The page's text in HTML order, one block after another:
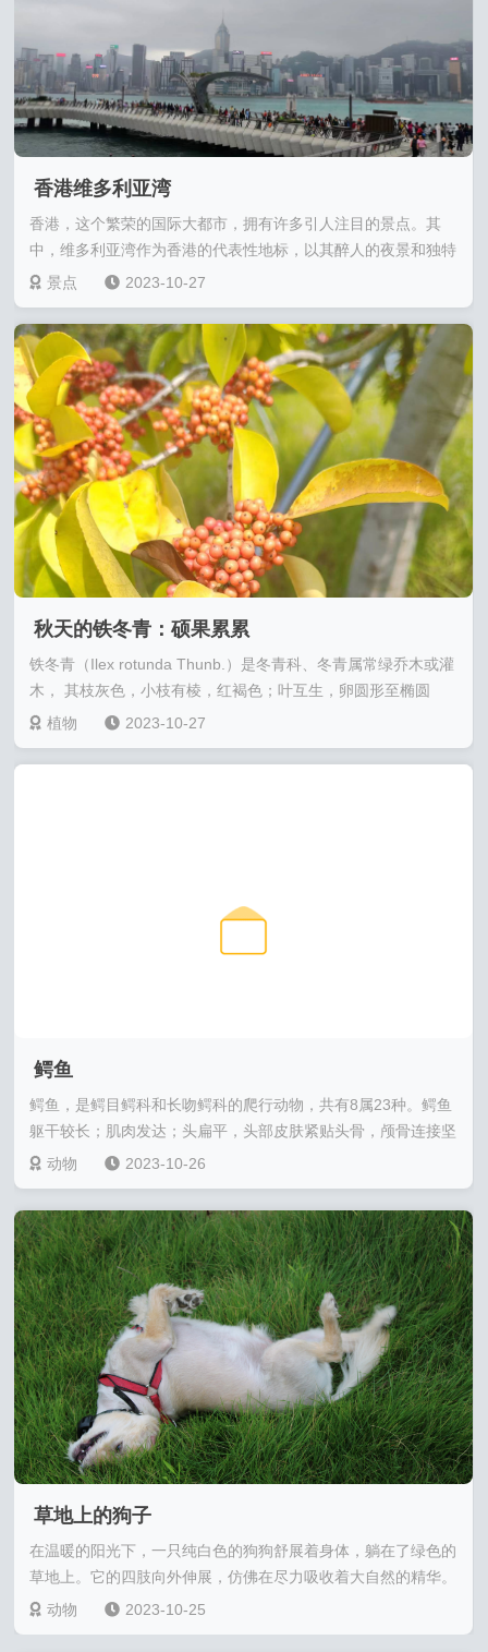
香港维多利亚湾
香港，这个繁荣的国际大都市，拥有许多引人注目的景点。其
中，维多利亚湾作为香港的代表性地标，以其醉人的夜景和独特
的魅力吸引着世界各地的游客。 维多利亚湾......
景点 2023-10-27
秋天的铁冬青：硕果累累
铁冬青（Ilex rotunda Thunb.）是冬青科、冬青属常绿乔木或灌
木， 其枝灰色，小枝有棱，红褐色；叶互生，卵圆形至椭圆
形，上面有光泽；花单......
植物 2023-10-27
鳄鱼
鳄鱼，是鳄目鳄科和长吻鳄科的爬行动物，共有8属23种。鳄鱼
躯干较长；肌肉发达；头扁平，头部皮肤紧贴头骨，颅骨连接坚
固，不能活动；牙齿呈锥形，长在牙槽中......
动物 2023-10-26
草地上的狗子
在温暖的阳光下，一只纯白色的狗狗舒展着身体，躺在了绿色的
草地上。它的四肢向外伸展，仿佛在尽力吸收着大自然的精华。
毛发柔软而蓬松，看起来非常舒适，每一根毛发都散发......
动物 2023-10-25